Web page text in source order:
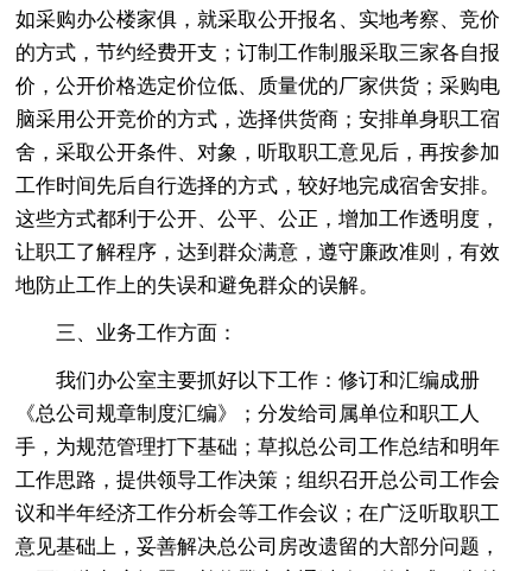
如采购办公楼家俱，就采取公开报名、实地考察、竞价
的方式，节约经费开支；订制工作制服采取三家各自报
价，公开价格选定价位低、质量优的厂家供货；采购电
脑采用公开竞价的方式，选择供货商；安排单身职工宿
舍，采取公开条件、对象，听取职工意见后，再按参加
工作时间先后自行选择的方式，较好地完成宿舍安排。
这些方式都利于公开、公平、公正，增加工作透明度，
让职工了解程序，达到群众满意，遵守廉政准则，有效
地防止工作上的失误和避免群众的误解。
三、业务工作方面：
我们办公室主要抓好以下工作：修订和汇编成册
《总公司规章制度汇编》；分发给司属单位和职工人
手，为规范管理打下基础；草拟总公司工作总结和明年
工作思路，提供领导工作决策；组织召开总公司工作会
议和半年经济工作分析会等工作会议；在广泛听取职工
意见基础上，妥善解决总公司房改遗留的大部分问题，